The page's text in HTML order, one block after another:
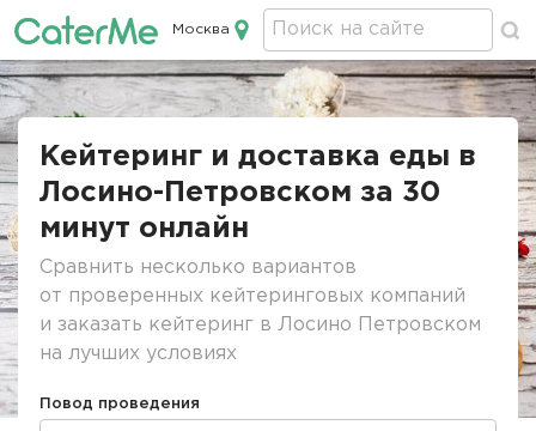
Кейтеринг в Москве
Москва
Строка
Кейтеринг и доставка еды в
Лосино-Петровском за 30
минут онлайн
Сравнить несколько вариантов
от проверенных кейтеринговых компаний
и заказать кейтеринг в Лосино Петровском
на лучших условиях
Повод проведения